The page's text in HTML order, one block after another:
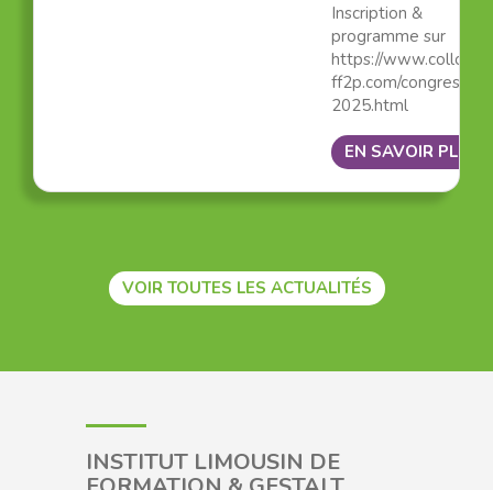
Inscription &
programme sur
https://
ff2p.com/congres-
2025.html
EN SAVOIR PLUS
VOIR TOUTES LES ACTUALITÉS
INSTITUT LIMOUSIN DE